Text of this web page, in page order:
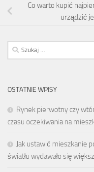
Co warto kupić
urządzić
Szukaj:
OSTATNIE WPISY
Rynek pierwotny czy
czasu oczekiwania na
Jak ustawić mieszkanie
światłu wydawało się